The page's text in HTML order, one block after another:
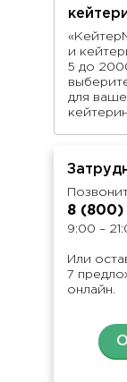
и
5 до
для
8 (800)
9:00 –
Или
7
онлайн.